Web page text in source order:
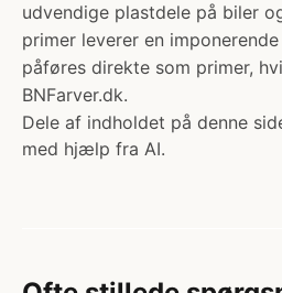
udvendige plastdele på biler
primer leverer en
påføres direkte som primer,
BNFarver.dk.
Dele af indholdet på denne
med hjælp fra AI.